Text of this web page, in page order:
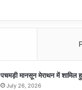
पचमड़ी मानसून मेराथन में शामिल
July 26, 2026